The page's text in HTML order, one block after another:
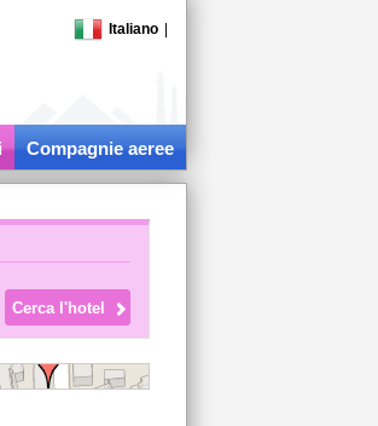
Italiano
Compagnie aeree